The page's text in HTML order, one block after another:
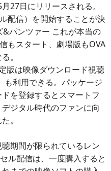
27日にリリースされる。
配信）を開始することが決
パンツァー これが本当の
もスタート、劇場版もOVA
。
版は映像ダウンロード視聴
も利用できる。パッケージ
を登録するとスマートフ
ジタル時代のファンに向
。
期間が限られているレン
ル配信は、一度購入すると